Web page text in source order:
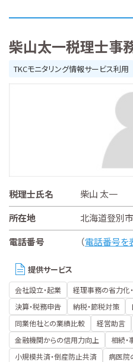
柴山太一税理士事
TKCモニタリング情報サービス利用
税理士氏名
柴山 太一
所在地
北海道登別
電話番号
（電話番号を
提供サービス
会社設立・起業 経理事務の省力化
決算・税務申告
納税・節税対策
同業他社との業績比較
経営助言
金融機関からの信用力向上
相続
小規模共済・倒産防止共済
病医院